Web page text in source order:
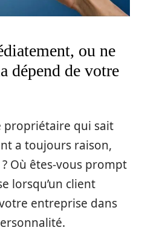
ou ne
dépend de votre
propriétaire qui sait
a toujours raison,
Où êtes-vous prompt
lorsqu’un client
entreprise dans